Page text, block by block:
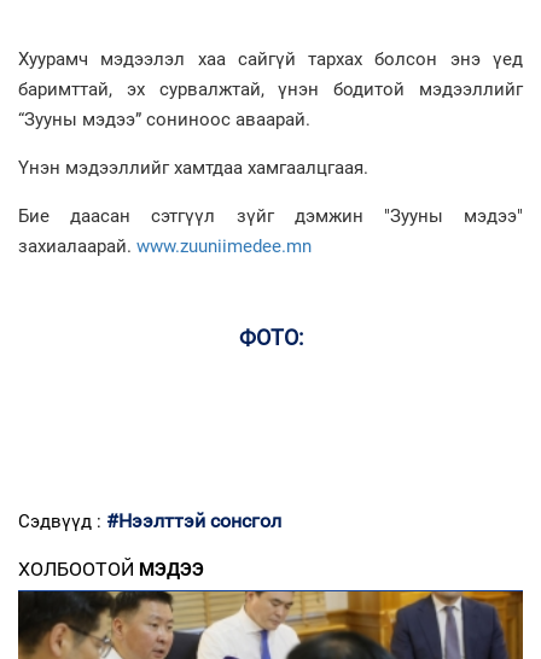
Хуурамч мэдээлэл хаа сайгүй тархах болсон энэ үед
баримттай, эх сурвалжтай, үнэн бодитой мэдээллийг
“Зууны мэдээ” сониноос аваарай.
Үнэн мэдээллийг хамтдаа хамгаалцгаая.
Бие даасан сэтгүүл зүйг дэмжин "Зууны мэдээ"
захиалаарай. www.zuuniimedee.mn
ФОТО:
Сэдвүүд : #Нээлттэй сонсгол
ХОЛБООТОЙ МЭДЭЭ